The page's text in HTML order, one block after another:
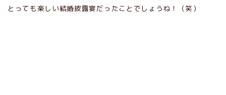
とっても楽しい結婚披露宴だったことでしょうね！（笑）